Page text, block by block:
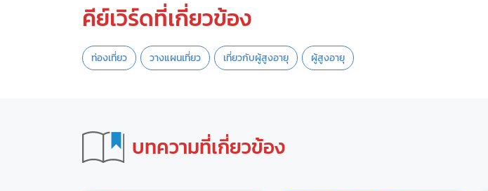
คีย์เวิร์ดที่เกี่ยวข้อง
ท่องเที่ยว วางแผนเที่ยว เที่ยวกับผู้สูงอายุ ผู้สูงอายุ
บทความที่เกี่ยวข้อง